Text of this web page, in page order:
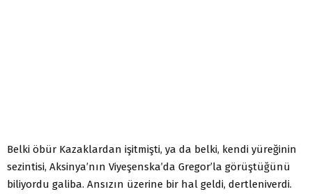
Belki öbür Kazaklardan işitmişti, ya da belki, kendi yüreğinin
sezintisi, Aksinya’nın Viyeşenska’da Gregor’la görüştüğünü
biliyordu galiba. Ansızın üzerine bir hal geldi, dertleniverdi.